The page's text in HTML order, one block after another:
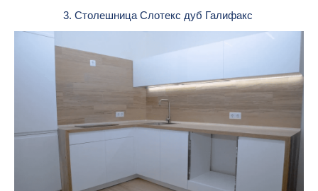
3. Столешница Слотекс дуб Галифакс